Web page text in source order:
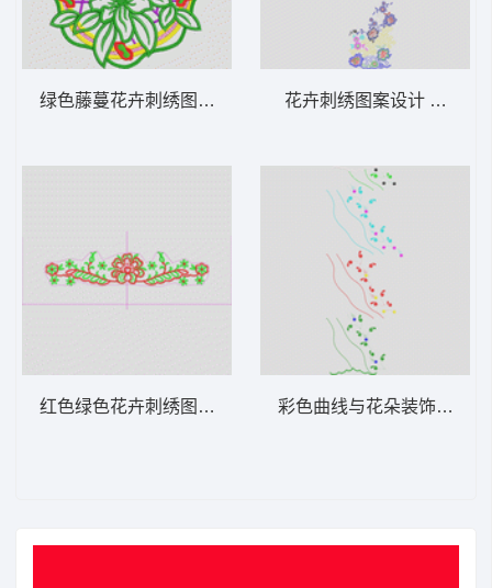
绿色藤蔓花卉刺绣图案 圆花
红色绿色花卉刺绣图案 简单花
花卉刺绣图案设计 窗帘
彩色曲线与花朵装饰图案